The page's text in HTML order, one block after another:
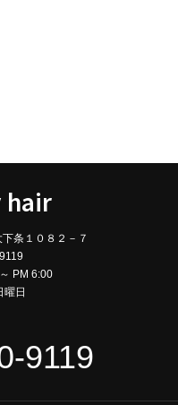
hair
条１０８２－７
PM 6:00
曜日
9119